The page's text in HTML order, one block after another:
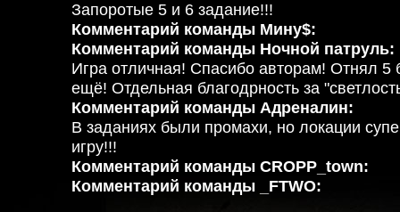
Запоротые 5 и 6 задание!!!
Комментарий команды Мину$:
Комментарий команды Ночной патруль:
Игра отличная! Спасибо авторам! Отнял 5
ещё! Отдельная благодрность за
Комментарий команды Адреналин:
В заданиях были промахи, но локации
игру!!!
Комментарий команды CROPP_town:
Комментарий команды _FTWO: